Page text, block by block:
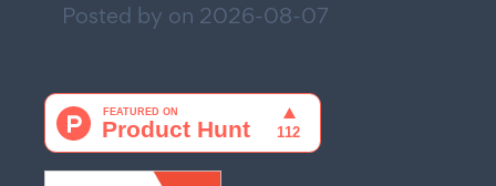
Posted by on 2026-08-07